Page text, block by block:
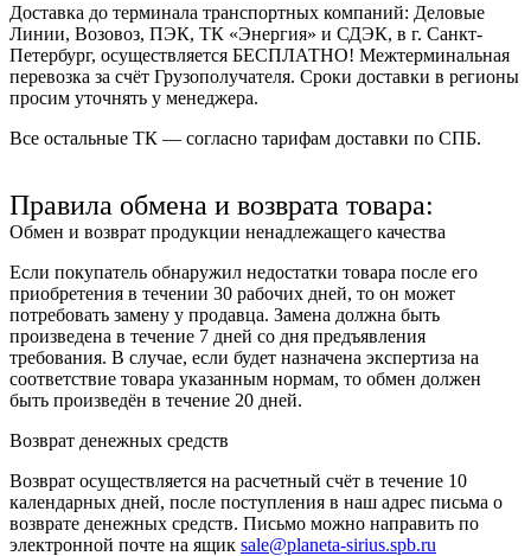
Доставка до терминала транспортных компаний: Деловые
Линии, Возовоз, ПЭК, ТК «Энергия» и СДЭК, в г. Санкт-
Петербург, осуществляется БЕСПЛАТНО! Межтерминальная
перевозка за счёт Грузополучателя. Сроки доставки в регионы
просим уточнять у менеджера.
Все остальные ТК — согласно тарифам доставки по СПБ.
Правила обмена и возврата товара:
Обмен и возврат продукции ненадлежащего качества
Если покупатель обнаружил недостатки товара после его
приобретения в течении 30 рабочих дней, то он может
потребовать замену у продавца. Замена должна быть
произведена в течение 7 дней со дня предъявления
требования. В случае, если будет назначена экспертиза на
соответствие товара указанным нормам, то обмен должен
быть произведён в течение 20 дней.
Возврат денежных средств
Возврат осуществляется на расчетный счёт в течение 10
календарных дней, после поступления в наш адрес письма о
возврате денежных средств. Письмо можно направить по
электронной почте на ящик sale@planeta-sirius.spb.ru